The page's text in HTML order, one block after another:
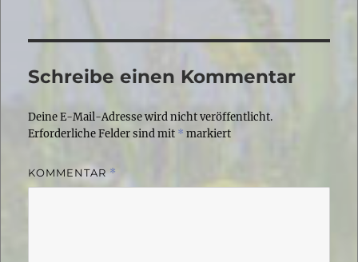
Schreibe einen Kommentar
Deine E-Mail-Adresse wird nicht veröffentlicht.
Erforderliche Felder sind mit * markiert
KOMMENTAR*